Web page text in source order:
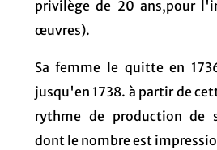
privilège de 20 ans,pour
œuvres).
Sa femme le quitte en
jusqu'en 1738. à partir de
rythme de production de
dont le nombre est